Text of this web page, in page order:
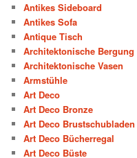
Antikes Sideboard
Antikes Sofa
Antique Tisch
Architektonische Bergung
Architektonische Vasen
Armstühle
Art Deco
Art Deco Bronze
Art Deco Brustschubladen
Art Deco Bücherregal
Art Deco Büste